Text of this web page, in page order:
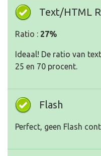
Text/HTML
Ratio : 27%
Ideaal! De ratio van
25 en 70 procent.
Flash
Perfect, geen Flash